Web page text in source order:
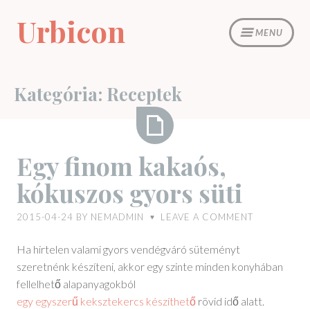
content
MENU
Urbicon
Kategória: Receptek
finom
kakaós,
kókuszos
gyors
Egy finom kakaós,
kókuszos gyors süti
2015-04-24 BY NEMADMIN ♥ LEAVE A COMMENT
Ha hirtelen valami gyors vendégváró süteményt
szeretnénk készíteni, akkor egy szinte minden konyhában
fellelhető alapanyagokból
egy egyszerű keksztekercs készíthető rövid idő alatt.